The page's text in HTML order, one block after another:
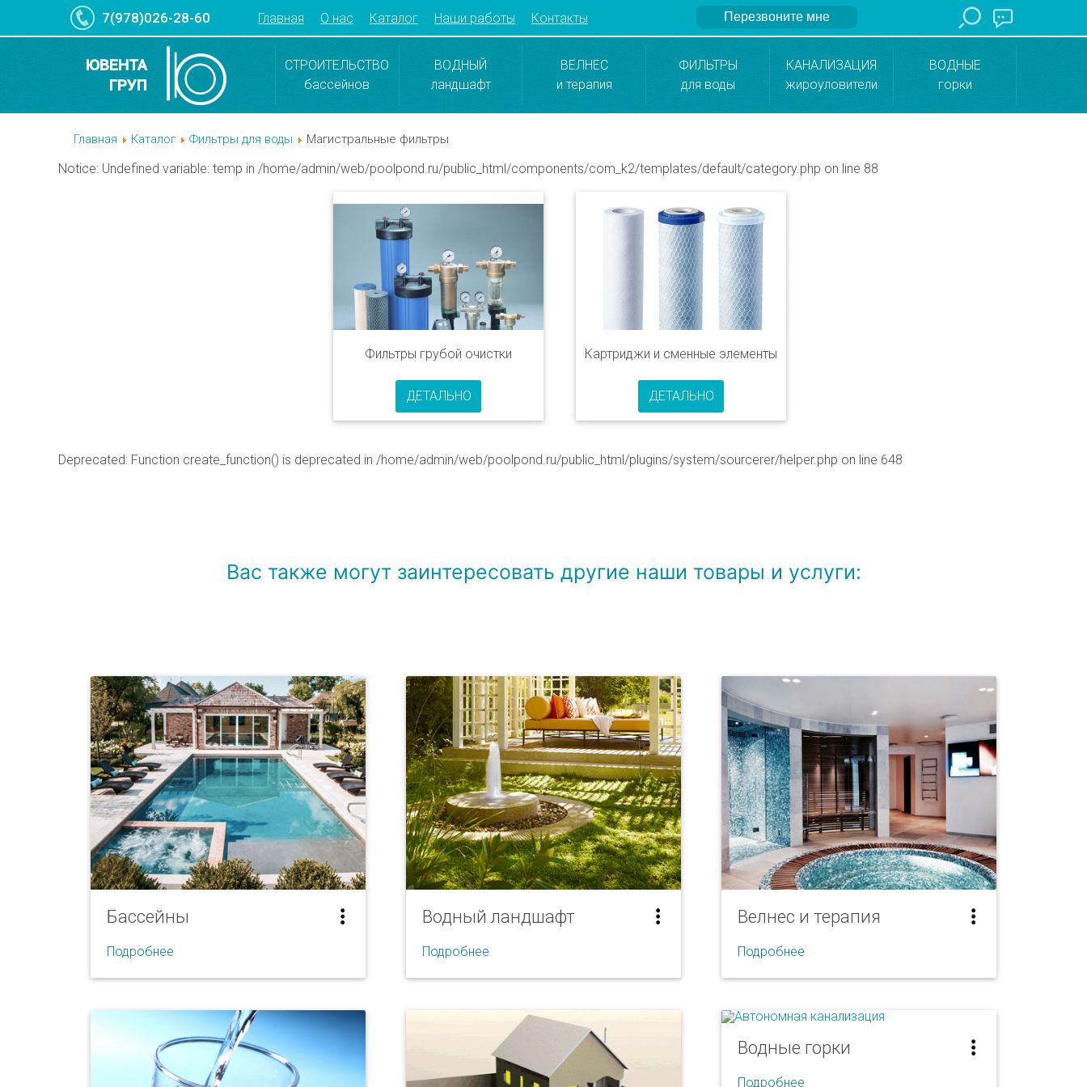
7(978)026-28-60 Главная О нас Каталог Наши работы Контакты Перезвоните мне
ЮВЕНТА
ГРУП
СТРОИТЕЛЬСТВО
бассейнов
ВОДНЫЙ
ландшафт
ВЕЛНЕС
и терапия
ФИЛЬТРЫ
для воды
КАНАЛИЗАЦИЯ
жироуловители
ВОДНЫЕ
горки
Главная Каталог Фильтры для воды Магистральные фильтры
Notice: Undefined variable: temp in /home/admin/web/poolpond.ru/public_html/components/com_k2/templates/default/category.php on line 88
Фильтры грубой очистки
ДЕТАЛЬНО
Картриджи и сменные элементы
ДЕТАЛЬНО
Deprecated: Function create_function() is deprecated in /home/admin/web/poolpond.ru/public_html/plugins/system/sourcerer/helper.php on line 648
Вас также могут заинтересовать другие наши товары и услуги:
Бассейны
Подробнее
Бетонные бассейны
Стекловолоконные бассейны
Водный ландшафт
Подробнее
Пруды
Фонтаны
Велнес и терапия
Подробнее
Сауна
Хамам
Водные горки
Подробнее